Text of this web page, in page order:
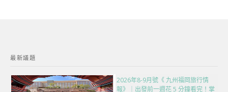
最新議題
2026年8-9月號《 九州福岡旅行情
報》｜出發前一週花 5 分鐘看完！掌